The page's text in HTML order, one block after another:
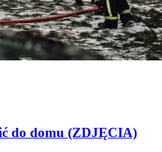
do domu (ZDJĘCIA)